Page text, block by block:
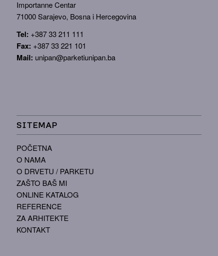
Importanne Centar
71000 Sarajevo, Bosna i Hercegovina
Tel: +387 33 211 111
Fax: +387 33 221 101
Mail: unipan@parketiunipan.ba
SITEMAP
POČETNA
O NAMA
O DRVETU / PARKETU
ZAŠTO BAŠ MI
ONLINE KATALOG
REFERENCE
ZA ARHITEKTE
KONTAKT